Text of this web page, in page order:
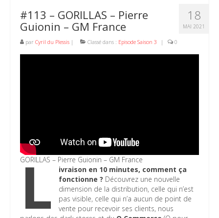
18
MAI 2021
#113 – GORILLAS – Pierre
Guionin – GM France
par Cyril du Plessis | Classé dans : Episode Saison 3 | 0
GORILLAS – Pierre Guionin – GM France
L
ivraison en 10 minutes, comment ça
fonctionne ? Découvrez une nouvelle
dimension de la distribution, celle qui n’est
pas visible, celle qui n’a aucun de point de
vente pour recevoir ses clients, nous